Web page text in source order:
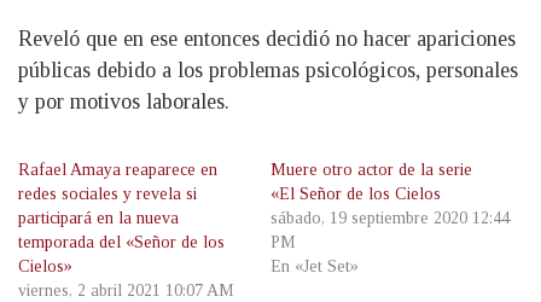
Reveló que en ese entonces decidió no hacer apariciones
públicas debido a los problemas psicológicos, personales
y por motivos laborales.
Rafael Amaya reaparece en
redes sociales y revela si
participará en la nueva
temporada del «Señor de los
Cielos»
viernes, 2 abril 2021 10:07 AM
Muere otro actor de la serie
«El Señor de los Cielos
sábado, 19 septiembre 2020 12:44
PM
En «Jet Set»